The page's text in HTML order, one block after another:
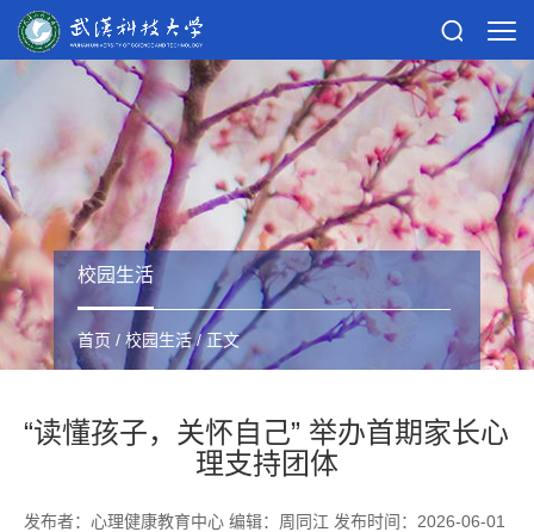
校园生活
首页 / 校园生活/ 正文
“读懂孩子，关怀自己” 举办首期家长心
理支持团体
发布者：心理健康教育中心 编辑：周同江 发布时间：2026-06-01